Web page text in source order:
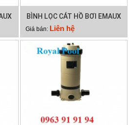
BÌNH LỌC CÁT HỒ BƠI EMAUX
P350
Giá bán: Liên hệ